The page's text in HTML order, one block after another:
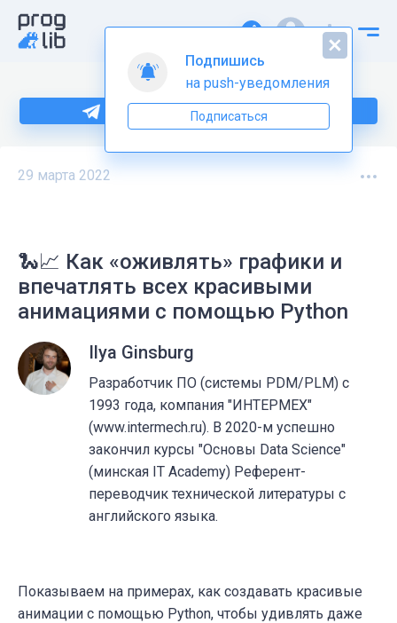
Больше информации по Python тут
29 марта 2022
🐍📈 Как «оживлять» графики и
впечатлять всех красивыми
анимациями с помощью Python
Ilya Ginsburg
Разработчик ПО (системы PDM/PLM) с
1993 года, компания "ИНТЕРМЕХ"
(www.intermech.ru). В 2020-м успешно
закончил курсы "Основы Data Science"
(минская IT Academy) Референт-
переводчик технической литературы с
английского языка.
Показываем на примерах, как создавать красивые
анимации с помощью Python, чтобы удивлять даже
Подпишись
на push-уведомления
Подписаться